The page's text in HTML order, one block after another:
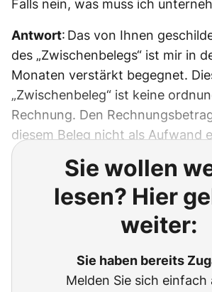
Falls nein, was muss ich
Antwort: Das von Ihnen
des „Zwischenbelegs“ ist mir in
Monaten verstärkt begegnet.
„Zwischenbeleg“ ist keine
Rechnung. Den
diesem Beleg nicht als Aufwand
Sie wollen
lesen? Hier
weiter:
Sie haben bereits
Melden Sie sich einfach